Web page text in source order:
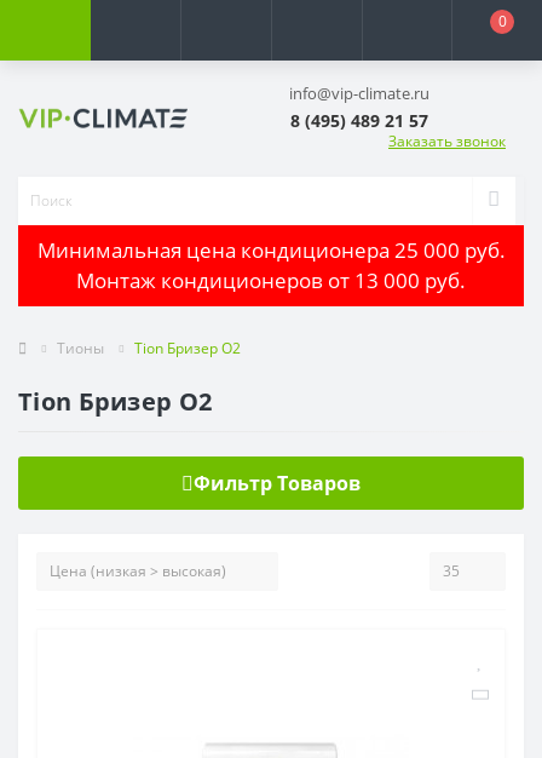
0
info@vip-climate.ru
8 (495) 489 21 57
Заказать звонок
Минимальная цена кондиционера 25 000 руб.
Монтаж кондиционеров от 13 000 руб.
Тионы Tion Бризер O2
Tion Бризер O2
Фильтр Товаров